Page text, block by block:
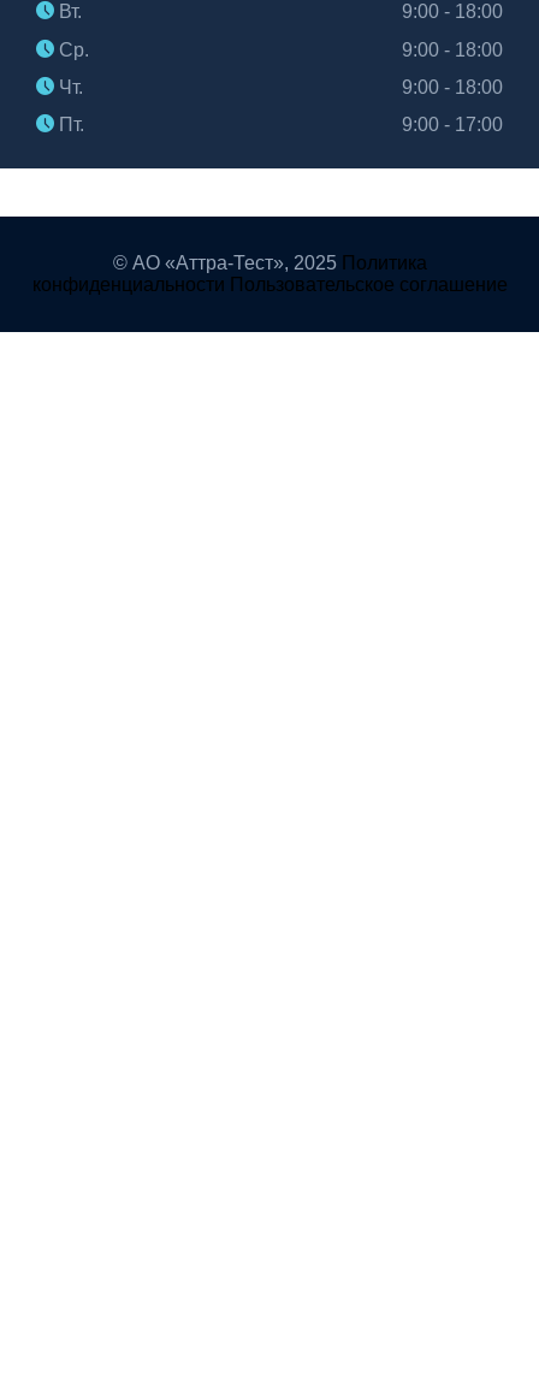
Вт.
9:00 - 18:00
Ср.
9:00 - 18:00
Чт.
9:00 - 18:00
Пт.
9:00 - 17:00
© АО «Аттра-Тест», 2025 Политика
конфиденциальности Пользовательское соглашение